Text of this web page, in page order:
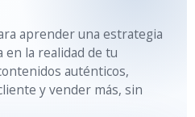
aprender una estrategia
en la realidad de tu
auténticos,
y vender más, sin